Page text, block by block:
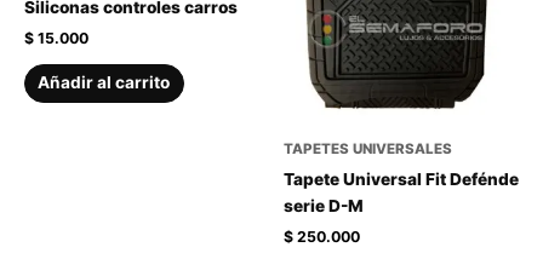
Siliconas controles carros
$ 15.000
Añadir al carrito
TAPETES UNIVERSALES
Tapete Universal Fit Defénde
serie D-M
$ 250.000